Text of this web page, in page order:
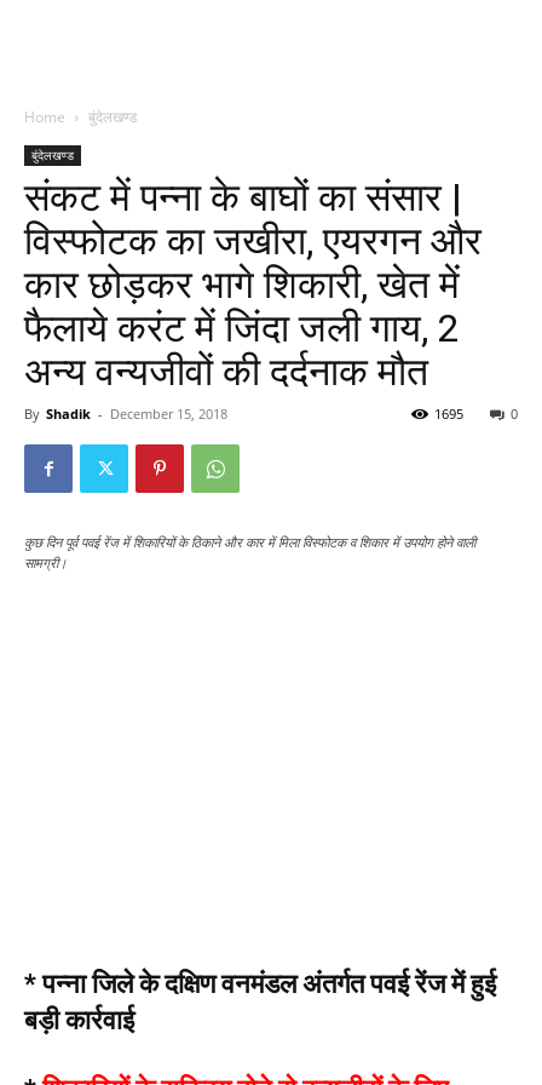
Home बुंदेलखण्ड
बुंदेलखण्ड
संकट में पन्ना के बाघों का संसार |
विस्फोटक का जखीरा, एयरगन और
कार छोड़कर भागे शिकारी, खेत में
फैलाये करंट में जिंदा जली गाय, 2
अन्य वन्यजीवों की दर्दनाक मौत
By Shadik - December 15, 2018 0
1695
कुछ दिन पूर्व पवई रेंज में शिकारियों के ठिकाने और कार में मिला विस्फोटक व शिकार में उपयोग होने वाली
सामग्री।
* पन्ना जिले के दक्षिण वनमंडल अंतर्गत पवई रेंज में हुई
बड़ी कार्रवाई